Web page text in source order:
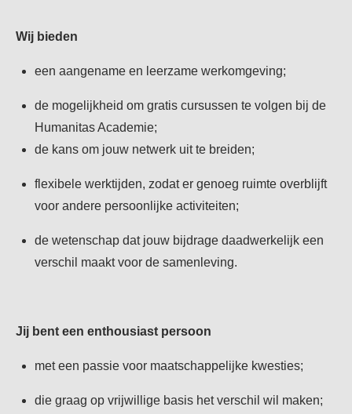
Wij bieden
een aangename en leerzame werkomgeving;
de mogelijkheid om gratis cursussen te volgen bij de
Humanitas Academie;
de kans om jouw netwerk uit te breiden;
flexibele werktijden, zodat er genoeg ruimte overblijft
voor andere persoonlijke activiteiten;
de wetenschap dat jouw bijdrage daadwerkelijk een
verschil maakt voor de samenleving.
Jij bent een enthousiast persoon
met een passie voor maatschappelijke kwesties;
die graag op vrijwillige basis het verschil wil maken;